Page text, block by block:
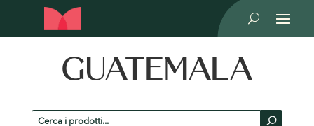
U
GUATEMALA
Cerca
U